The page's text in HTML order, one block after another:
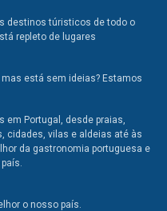
destinos túristicos de todo o
repleto de lugares
está sem ideias? Estamos
em Portugal, desde praias,
cidades, vilas e aldeias até às
da gastronomia portuguesa e
o nosso país.